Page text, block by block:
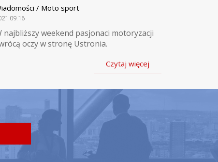
/ Moto sport
najbliższy weekend pasjonaci motoryzacji
oczy w stronę Ustronia.
Czytaj więcej